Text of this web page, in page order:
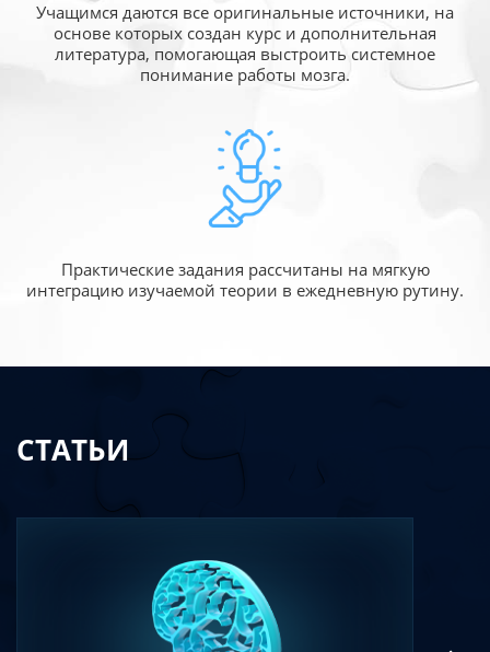
Учащимся даются все оригинальные источники, на
основе которых создан курс и дополнительная
литература, помогающая выстроить системное
понимание работы мозга.
Практические задания рассчитаны на мягкую
интеграцию изучаемой теории в ежедневную рутину.
СТАТЬИ